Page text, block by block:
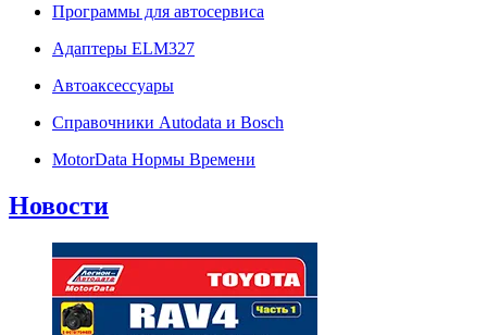
Программы для автосервиса
Адаптеры ELM327
Автоаксессуары
Справочники Autodata и Bosch
MotorData Нормы Времени
Новости